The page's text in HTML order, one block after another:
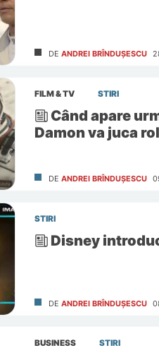
DE ANDREI BRÎNDUȘESCU
FILM & TV STIRI
Când apare
Damon va juca
DE ANDREI BRÎNDUȘESCU
STIRI
Disney
DE ANDREI BRÎNDUȘESCU
BUSINESS STIRI